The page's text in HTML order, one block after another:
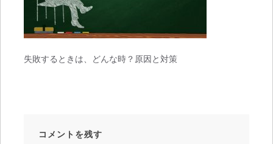
失敗するときは、どんな時？原因と対策
コメントを残す